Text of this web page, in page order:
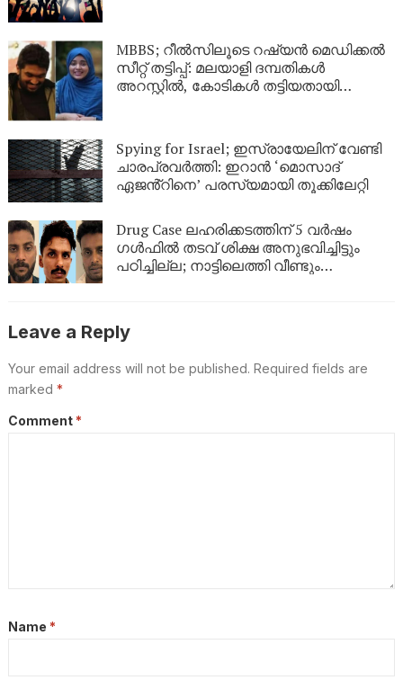
MBBS; റീൽസിലൂടെ റഷ്യൻ മെഡിക്കൽ
സീറ്റ് തട്ടിപ്പ്: മലയാളി ദമ്പതികൾ
അറസ്റ്റിൽ, കോടികൾ തട്ടിയതായി
Spying for Israel; ഇസ്രായേലിന് വേണ്ടി
ചാരപ്രവർത്തി: ഇറാൻ ‘മൊസാദ്
ഏജൻ്റിനെ’ പരസ്യമായി തൂക്കിലേറ്റി
Drug Case ലഹരിക്കടത്തിന് 5 വർഷം
ഗൾഫിൽ തടവ് ശിക്ഷ അനുഭവിച്ചിട്ടും
പഠിച്ചില്ല; നാട്ടിലെത്തി വീണ്ടും
Leave a Reply
Your email address will not be published. Required fields are
marked *
Comment *
Name *